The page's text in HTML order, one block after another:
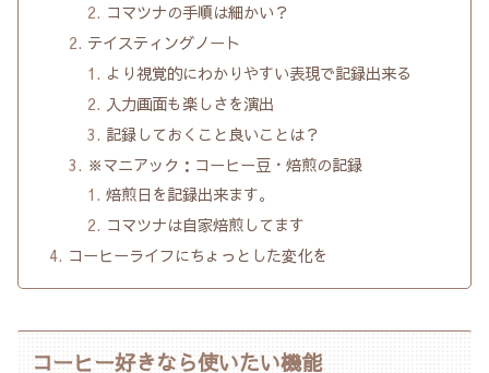
コマツナの手順は細かい？
テイスティングノート
より視覚的にわかりやすい表現で記録出来る
入力画面も楽しさを演出
記録しておくこと良いことは？
※マニアック：コーヒー豆・焙煎の記録
焙煎日を記録出来ます。
コマツナは自家焙煎してます
コーヒーライフにちょっとした変化を
コーヒー好きなら使いたい機能